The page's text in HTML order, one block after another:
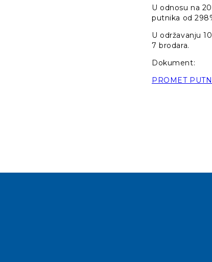
U odnosu na
putnika od
U održavanju
7 brodara.
Dokument:
PROMET